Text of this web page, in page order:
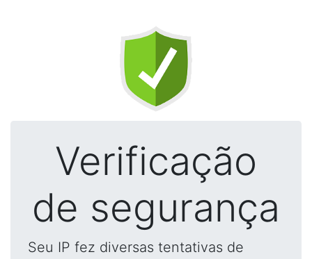
Verificação
de segurança
Seu IP fez diversas tentativas de